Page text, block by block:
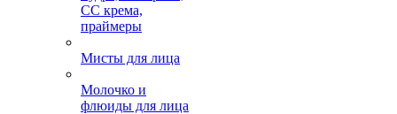
Минеральная
СС крема,
Мисты для лица